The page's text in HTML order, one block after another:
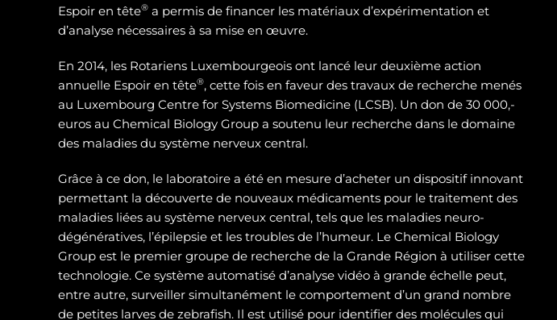
Espoir en tête® a permis de financer les matériaux d’expérimentation et
d’analyse nécessaires à sa mise en œuvre.
En 2014, les Rotariens Luxembourgeois ont lancé leur deuxième action
annuelle Espoir en tête®, cette fois en faveur des travaux de recherche menés
au Luxembourg Centre for Systems Biomedicine (LCSB). Un don de 30 000,-
euros au Chemical Biology Group a soutenu leur recherche dans le domaine
des maladies du système nerveux central.
Grâce à ce don, le laboratoire a été en mesure d’acheter un dispositif innovant
permettant la découverte de nouveaux médicaments pour le traitement des
maladies liées au système nerveux central, tels que les maladies neuro-
dégénératives, l’épilepsie et les troubles de l’humeur. Le Chemical Biology
Group est le premier groupe de recherche de la Grande Région à utiliser cette
technologie. Ce système automatisé d’analyse vidéo à grande échelle peut,
entre autre, surveiller simultanément le comportement d’un grand nombre
de petites larves de zebrafish. Il est utilisé pour identifier des molécules qui